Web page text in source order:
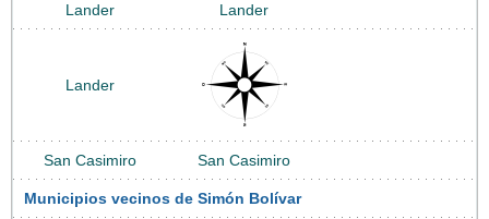
Lander Lander
Lander
San Casimiro San Casimiro
Municipios vecinos de Simón Bolívar